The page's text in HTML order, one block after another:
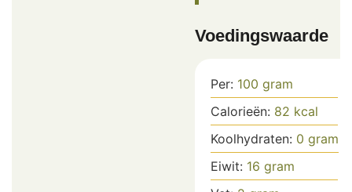
Voedingswaarde
Per: 100 gram
Calorieën: 82 kcal
Koolhydraten: 0 gram
Eiwit: 16 gram